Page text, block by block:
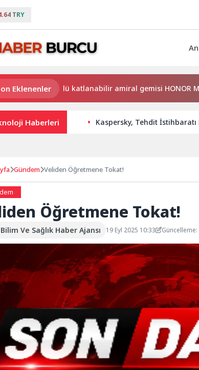
TRY
Eklenenler
ve en güçlü katlanabilir amiral gemisi HONOR Magic V6
Haberleri Kaspersky, Tehdit
Gündem Veliden Öğretmene Tokat!
Öğretmene Tokat!
Bilim Ve Sağlık Haber Ajansı 19 Eyl 2025 10:33